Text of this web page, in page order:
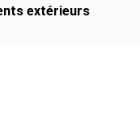
extérieurs